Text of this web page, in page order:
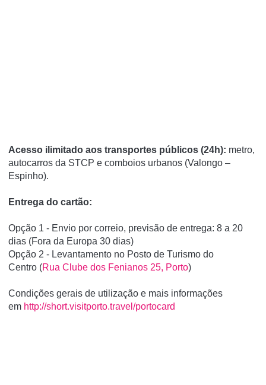
Acesso ilimitado aos transportes públicos (24h): metro,
autocarros da STCP e comboios urbanos (Valongo –
Espinho).
Entrega do cartão:
Opção 1 - Envio por correio, previsão de entrega: 8 a 20
dias (Fora da Europa 30 dias)
Opção 2 - Levantamento no Posto de Turismo do
Centro (Rua Clube dos Fenianos 25, Porto)
Condições gerais de utilização e mais informações
em http://short.visitporto.travel/portocard